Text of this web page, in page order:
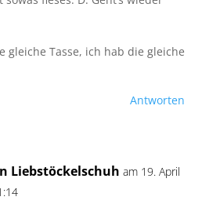
gleiche Tasse, ich hab die gleiche
Antworten
Liebstöckelschuh am 19. April